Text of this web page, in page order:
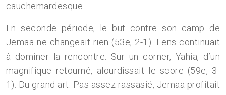
cauchemardesque.
En seconde période, le but contre son camp de
Jemaa ne changeait rien (53e, 2-1). Lens continuait
à dominer la rencontre. Sur un corner, Yahia, d’un
magnifique retourné, alourdissait le score (59e, 3-
1). Du grand art. Pas assez rassasié, Jemaa profitait